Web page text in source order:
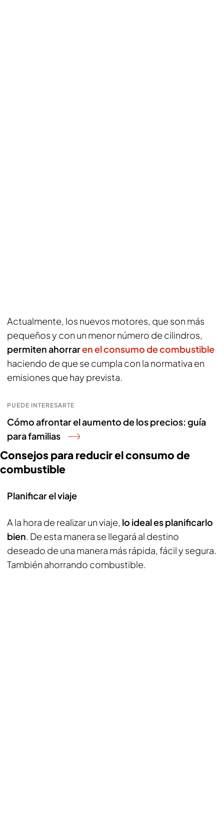
Actualmente, los nuevos motores, que son más
pequeños y con un menor número de cilindros,
permiten ahorraren el consumo de combustible
haciendo de que se cumpla con la normativa en
emisiones que hay prevista.
PUEDE INTERESARTE
Cómo afrontar el aumento de los precios: guía
para familias
Consejos para reducir el consumo de
combustible
Planificar el viaje
A la hora de realizar un viaje, lo ideal es planificarlo
bien. De esta manera se llegará al destino
deseado de una manera más rápida, fácil y segura.
También ahorrando combustible.